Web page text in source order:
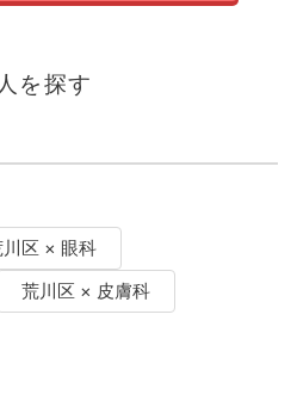
を探す
川区 × 眼科
荒川区 × 皮膚科